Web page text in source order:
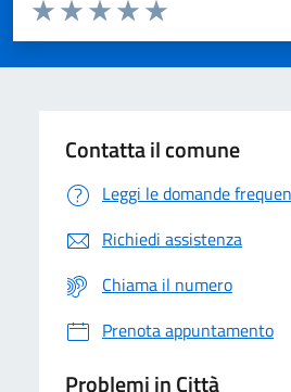
Domanda
Valuta 5 stelle su 5
Valuta 4 stelle su 5
Valuta 3 stelle su 5
Valuta 2 stelle su 5
Valuta 1 stelle su 5
Contatta il comune
Leggi le domande
Richiedi assistenza
Chiama il numero
Prenota appuntamento
Problemi in Città